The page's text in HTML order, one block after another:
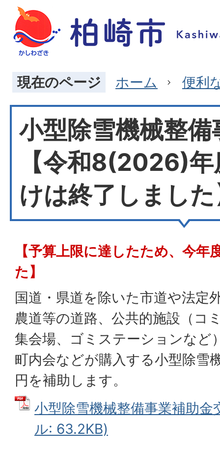
現在のページ ホーム 便利
小型除雪機械整備
【令和8(2026)
けは終了しまし
【予算上限に達したため、今年
た】
国道・県道を除いた市道や法定
農道等の道路、公共的施設（コ
集会場、ゴミステーションなど
町内会などが購入する小型除雪
円を補助します。
小型除雪機械整備事業補助金
ル: 63.2KB)